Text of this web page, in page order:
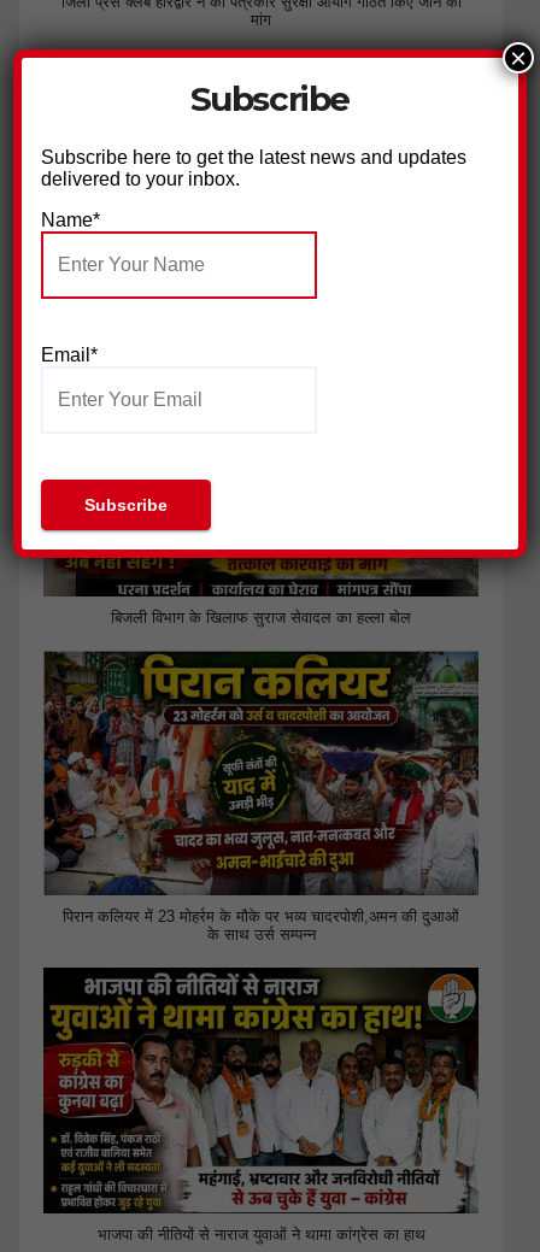
मांग
बिजली विभाग के खिलाफ सुराज सेवादल का हल्ला बोल
पिरान कलियर में 23 मोहर्रम के मौके पर भव्य चादरपोशी,अमन की दुआओं
के साथ उर्स सम्पन्न
भाजपा की नीतियों से नाराज युवाओं ने थामा कांग्रेस का हाथ
Subscribe
Subscribe here to get the latest news and updates
delivered to your inbox.
Name*
Email*
×